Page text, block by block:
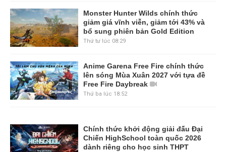
Monster Hunter Wilds chính thức
giảm giá vĩnh viễn, giảm tới 43% và
bổ sung phiên bản Gold Edition
Thứ tư lúc 08:29
Anime Garena Free Fire chính thức
lên sóng Mùa Xuân 2027 với tựa đề
Free Fire Daybreak
Thứ ba lúc 18:52
Chính thức khởi động giải đấu Đại
Chiến HighSchool toàn quốc 2026
dành riêng cho học sinh THPT